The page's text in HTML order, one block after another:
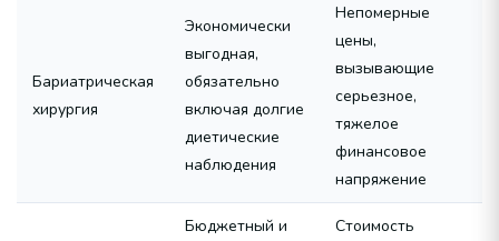
Бариатрическая
хирургия
Экономически
выгодная,
обязательно
включая долгие
диетические
наблюдения
Непомерные
цены,
вызывающие
серьезное,
тяжелое
финансовое
напряжение
Бюджетный и
Стоимость